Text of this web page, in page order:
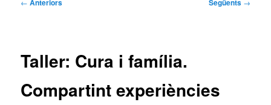
← Anteriors Següents →
Taller: Cura i família.
Compartint experiències